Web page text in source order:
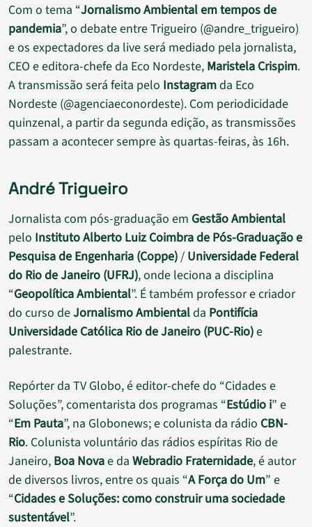
Com o tema “Jornalismo Ambiental em tempos de
pandemia”, o debate entre Trigueiro (@andre_trigueiro)
e os expectadores da live será mediado pela jornalista,
CEO e editora-chefe da Eco Nordeste, Maristela Crispim.
A transmissão será feita pelo Instagramda Eco
Nordeste (@agenciaeconordeste). Com periodicidade
quinzenal, a partir da segunda edição, as transmissões
passam a acontecer sempre às quartas-feiras, às 16h.
André Trigueiro
Jornalista com pós-graduação em Gestão Ambiental
pelo Instituto Alberto Luiz Coimbra de Pós-Graduação e
Pesquisa de Engenharia (Coppe) / Universidade Federal
do Rio de Janeiro (UFRJ), onde leciona a disciplina
“Geopolítica Ambiental”. É também professor e criador
do curso deJornalismo Ambientalda Pontifícia
Universidade Católica Rio de Janeiro (PUC-Rio)e
palestrante.
Repórter da TV Globo, é editor-chefe do “Cidades e
Soluções”, comentarista dos programas “Estúdio i” e
“Em Pauta”, na Globonews; e colunista da rádio CBN-
Rio. Colunista voluntário das rádios espíritas Rio de
Janeiro, Boa Novae da Webradio Fraternidade, é autor
de diversos livros, entre os quais “A Força do Um” e
“Cidades e Soluções: como construir uma sociedade
sustentável”.